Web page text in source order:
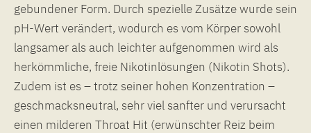
gebundener Form. Durch spezielle Zusätze wurde sein
pH-Wert verändert, wodurch es vom Körper sowohl
langsamer als auch leichter aufgenommen wird als
herkömmliche, freie Nikotinlösungen (Nikotin Shots).
Zudem ist es – trotz seiner hohen Konzentration –
geschmacksneutral, sehr viel sanfter und verursacht
einen milderen Throat Hit (erwünschter Reiz beim